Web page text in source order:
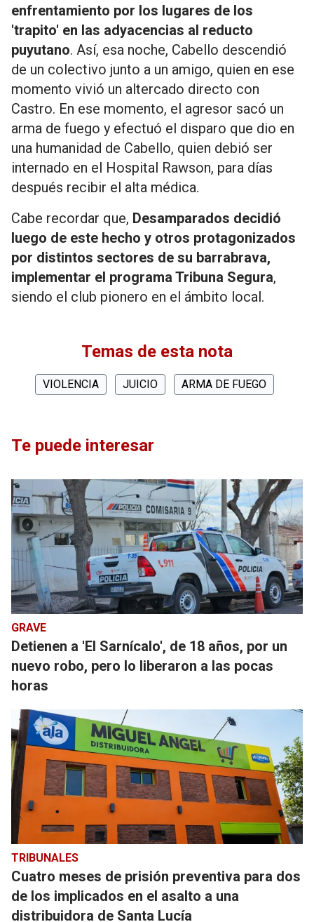
enfrentamiento por los lugares de los
'trapito' en las adyacencias al reducto
puyutano. Así, esa noche, Cabello descendió
de un colectivo junto a un amigo, quien en ese
momento vivió un altercado directo con
Castro. En ese momento, el agresor sacó un
arma de fuego y efectuó el disparo que dio en
una humanidad de Cabello, quien debió ser
internado en el Hospital Rawson, para días
después recibir el alta médica.
Cabe recordar que, Desamparados decidió
luego de este hecho y otros protagonizados
por distintos sectores de su barrabrava,
implementar el programa Tribuna Segura,
siendo el club pionero en el ámbito local.
Temas de esta nota
VIOLENCIA JUICIO ARMA DE FUEGO
Te puede interesar
GRAVE
Detienen a 'El Sarnícalo', de 18 años, por un
nuevo robo, pero lo liberaron a las pocas
horas
TRIBUNALES
Cuatro meses de prisión preventiva para dos
de los implicados en el asalto a una
distribuidora de Santa Lucía